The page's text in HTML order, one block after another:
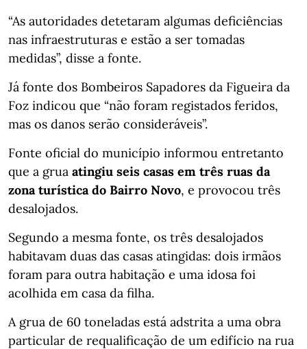
“As autoridades detetaram algumas deficiências
nas infraestruturas e estão a ser tomadas
medidas”, disse a fonte.
Já fonte dos Bombeiros Sapadores da Figueira da
Foz indicou que “não foram registados feridos,
mas os danos serão consideráveis”.
Fonte oficial do município informou entretanto
que a grua atingiu seis casas em três ruas da
zona turística do Bairro Novo, e provocou três
desalojados.
Segundo a mesma fonte, os três desalojados
habitavam duas das casas atingidas: dois irmãos
foram para outra habitação e uma idosa foi
acolhida em casa da filha.
A grua de 60 toneladas está adstrita a uma obra
particular de requalificação de um edifício na rua